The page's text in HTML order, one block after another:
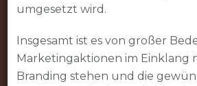
umgesetzt wird.
Insgesamt ist es von großer
Marketingaktionen im Einklang
Branding stehen und die